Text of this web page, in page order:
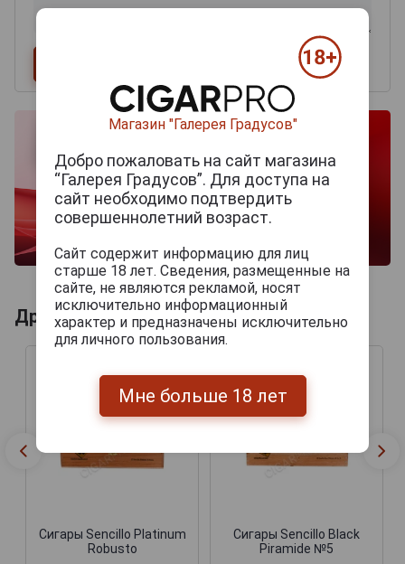
Другие продукты бренда SENCILLO
Сигары Sencillo Platinum
Robusto
Сигары Sencillo Black
Piramide №5
Магазин "Галерея Градусов"
Добро пожаловать на сайт магазина
“Галерея Градусов”. Для доступа на
сайт необходимо подтвердить
совершеннолетний возраст.
Сайт содержит информацию для лиц
старше 18 лет. Сведения, размещенные на
сайте, не являются рекламой, носят
исключительно информационный
характер и предназначены исключительно
для личного пользования.
Мне больше 18 лет